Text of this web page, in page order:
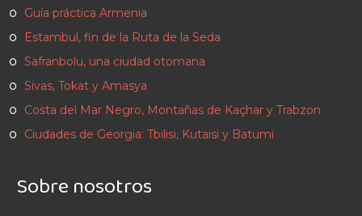
Guía práctica Armenia
Estambul, fin de la Ruta de la Seda
Safranbolu, una ciudad otomana
Sivas, Tokat y Amasya
Costa del Mar Negro, Montañas de Kaçhar y Trabzon
Ciudades de Georgia: Tbilisi, Kutaisi y Batumi
Sobre nosotros